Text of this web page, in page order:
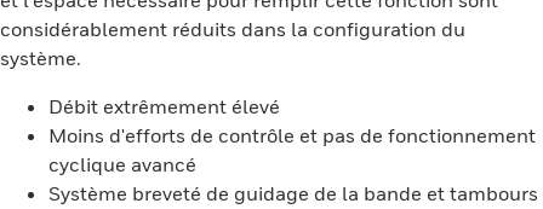
considérablement réduits dans la configuration du
système.
Débit extrêmement élevé
Moins d'efforts de contrôle et pas de fonctionnement
cyclique avancé
Système breveté de guidage de la bande et tambours